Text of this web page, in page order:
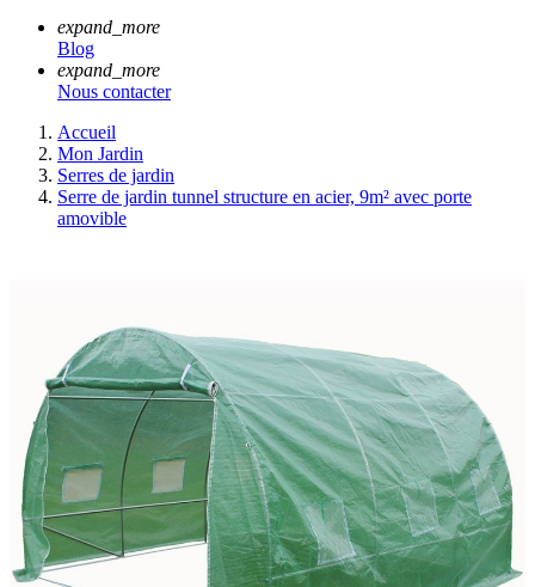
expand_more
Blog
expand_more
Nous contacter
Accueil
Mon Jardin
Serres de jardin
Serre de jardin tunnel structure en acier, 9m² avec porte
amovible